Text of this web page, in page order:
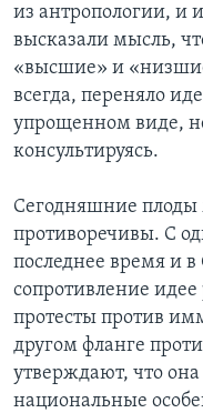
Языки
из антропологии, и
высказали мысль,
«высшие» и
всегда, переняло
упрощенном виде,
консультируясь.
Сегодняшние плоды
противоречивы. С
последнее время и
сопротивление
протесты против
другом фланге
утверждают, что
национальные